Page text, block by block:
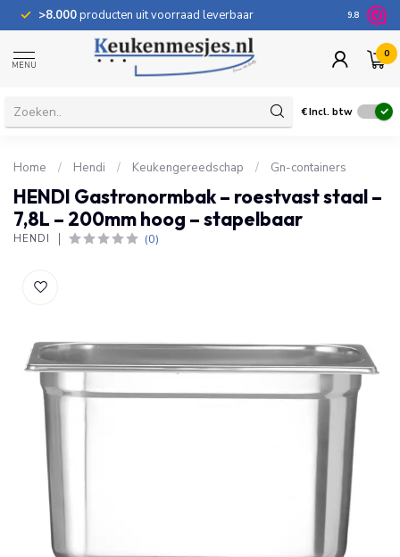
>8.000producten uit voorraad leverbaar 100
9.8
MENU
0
€Incl. btw
Home / Hendi / Keukengereedschap / Gn-containers
HENDI Gastronormbak – roestvast staal –
7,8L – 200mm hoog – stapelbaar
HENDI (0)